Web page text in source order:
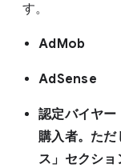
す。
AdMob
AdSense
認定バイヤ
購入者。ただ
ス」セクショ